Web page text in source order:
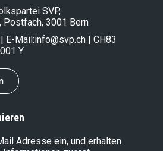
SVP,
Postfach, 3001 Bern
| E-Mail:info@svp.ch | CH83
Y
Adresse ein, und erhalten